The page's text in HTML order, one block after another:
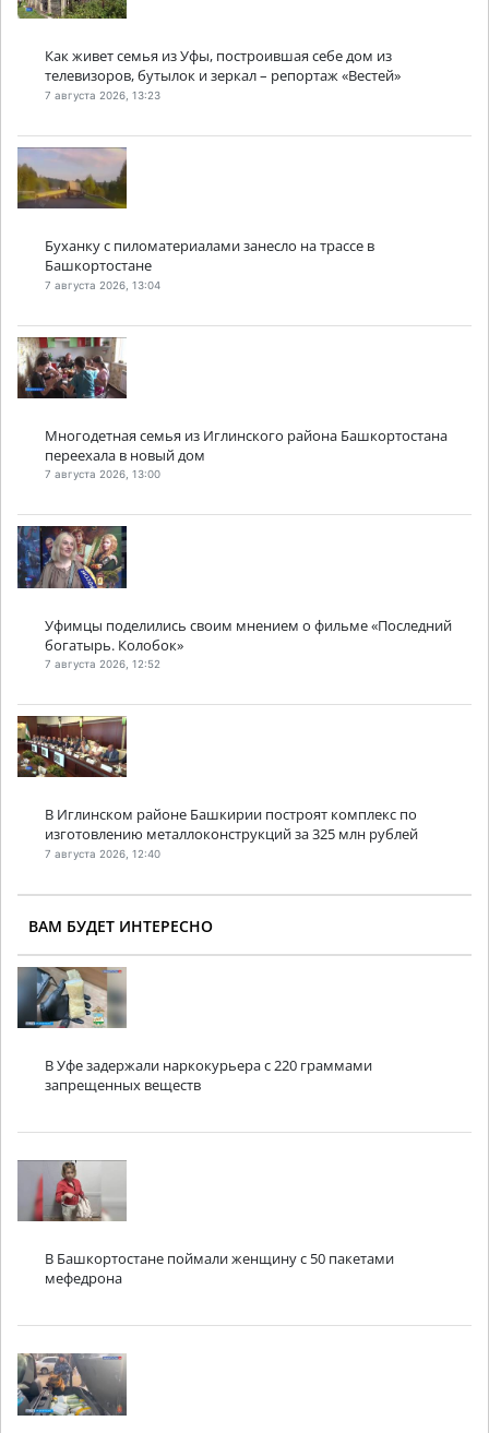
Как живет семья из Уфы, построившая себе дом из
телевизоров, бутылок и зеркал – репортаж «Вестей»
7 августа 2026, 13:23
Буханку с пиломатериалами занесло на трассе в
Башкортостане
7 августа 2026, 13:04
Многодетная семья из Иглинского района Башкортостана
переехала в новый дом
7 августа 2026, 13:00
Уфимцы поделились своим мнением о фильме «Последний
богатырь. Колобок»
7 августа 2026, 12:52
В Иглинском районе Башкирии построят комплекс по
изготовлению металлоконструкций за 325 млн рублей
7 августа 2026, 12:40
ВАМ БУДЕТ ИНТЕРЕСНО
В Уфе задержали наркокурьера с 220 граммами
запрещенных веществ
В Башкортостане поймали женщину с 50 пакетами
мефедрона